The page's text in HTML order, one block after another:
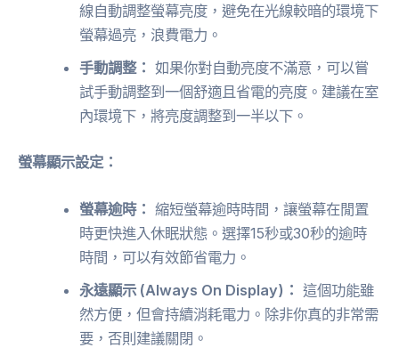
線自動調整螢幕亮度，避免在光線較暗的環境下
螢幕過亮，浪費電力。
手動調整： 如果你對自動亮度不滿意，可以嘗
試手動調整到一個舒適且省電的亮度。建議在室
內環境下，將亮度調整到一半以下。
螢幕顯示設定：
螢幕逾時： 縮短螢幕逾時時間，讓螢幕在閒置
時更快進入休眠狀態。選擇15秒或30秒的逾時
時間，可以有效節省電力。
永遠顯示 (Always On Display)： 這個功能雖
然方便，但會持續消耗電力。除非你真的非常需
要，否則建議關閉。